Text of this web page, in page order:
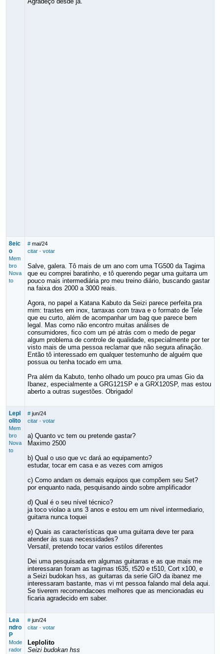
8eic
o
Mem
bro
Nova
to
# mai/24
citar· votar
Salve, galera. Tô mais de um ano com uma TG500 da Tagima
que eu comprei baratinho, e tô querendo pegar uma guitarra um
pouco mais intermediária pro meu treino diário, buscando gastar
na faixa dos 2000 a 3000 reais.
Agora, no papel a Katana Kabuto da Seizi parece perfeita pra
mim: trastes em inox, tarraxas com trava e o formato de Tele
que eu curto, além de acompanhar um bag que parece bem
legal. Mas como não encontro muitas análises de
consumidores, fico com um pé atrás com o medo de pegar
algum problema de controle de qualidade, especialmente por ter
visto mais de uma pessoa reclamar que não segura afinação.
Então tô interessado em qualquer testemunho de alguém que
possua ou tenha tocado em uma.
Pra além da Kabuto, tenho olhado um pouco pra umas Gio da
Ibanez, especialmente a GRG121SP e a GRX120SP, mas estou
aberto a outras sugestões. Obrigado!
Lepl
olito
Mem
bro
Nova
to
# jun/24
citar· votar
a) Quanto vc tem ou pretende gastar?
Maximo 2500
b) Qual o uso que vc dará ao equipamento?
estudar, tocar em casa e as vezes com amigos
c) Como andam os demais equipos que compõem seu Set?
por enquanto nada, pesquisando aindo sobre amplificador
d) Qual é o seu nível técnico?
ja toco violao a uns 3 anos e estou em um nivel intermediario,
guitarra nunca toquei
e) Quais as características que uma guitarra deve ter para
atender às suas necessidades?
Versatil, pretendo tocar varios estilos diferentes
Dei uma pesquisada em algumas guitarras e as que mais me
interessaran foram as tagimas t635, t520 e t510, Cort x100, e
a Seizi budokan hss, as guitarras da serie GIO da ibanez me
interessaram bastante, mas vi mt pessoa falando mal dela aqui.
Se tiverem recomendacoes melhores que as mencionadas eu
ficaria agradecido em saber.
Lea
ndro
P
Mode
rador
# jun/24
citar· votar
Leplolito
Seizi budokan hss